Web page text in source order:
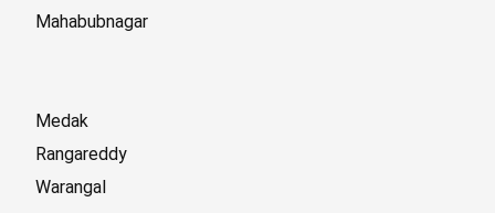
Mahabubnagar
Medak
Rangareddy
Warangal